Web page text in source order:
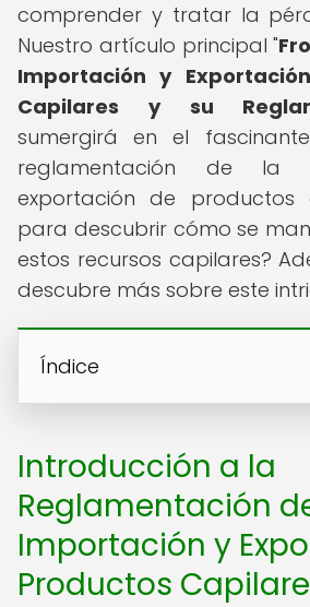
comprender y tratar la
Nuestro artículo principal "
Importación y
Capilares y su
sumergirá en el
reglamentación de la
exportación de productos
para descubrir cómo se
estos recursos capilares?
descubre más sobre este
Índice
Introducción a la
Reglamentación
Importación y
Productos